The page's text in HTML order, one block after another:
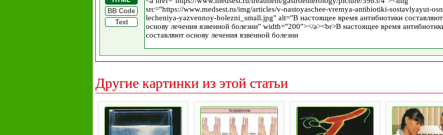
BB Code
Text
Другие картинки из этой статьи